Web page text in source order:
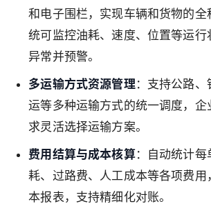
和电子围栏，实现车辆和货物的全
统可监控油耗、速度、位置等运行
异常并预警。
多运输方式资源管理：支持公路、
运等多种运输方式的统一调度，企
求灵活选择运输方案。
费用结算与成本核算：自动统计每
耗、过路费、人工成本等各项费用
本报表，支持精细化对账。